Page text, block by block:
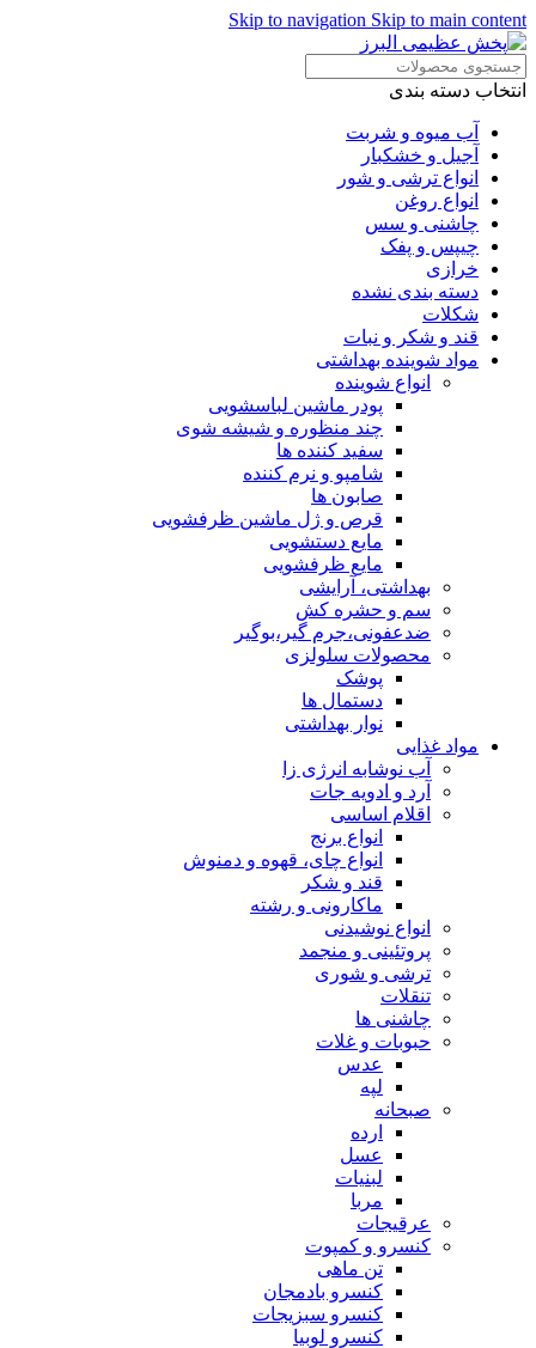
Skip to navigation Skip to main content
انتخاب دسته بندی
آب میوه و شربت
آجیل و خشکبار
انواع ترشی و شور
انواع روغن
چاشنی و سس
چیپس و پفک
خرازی
دسته بندی نشده
شکلات
قند و شکر و نبات
مواد شوینده بهداشتی
انواع شوینده
پودر ماشین لباسشویی
چند منظوره و شیشه شوی
سفید کننده ها
شامپو و نرم کننده
صابون ها
قرص و ژل ماشین ظرفشویی
مایع دستشویی
مایع ظرفشویی
بهداشتی، آرایشی
سم و حشره کش
ضدعفونی،جرم گیر،بوگیر
محصولات سلولزی
پوشک
دستمال ها
نوار بهداشتی
مواد غذایی
آب نوشابه انرژی زا
آرد و ادویه جات
اقلام اساسی
انواع برنج
انواع چای، قهوه و دمنوش
قند و شکر
ماکارونی و رشته
انواع نوشیدنی
پروتئینی و منجمد
ترشی و شوری
تنقلات
چاشنی ها
حبوبات و غلات
عدس
لپه
صبحانه
ارده
عسل
لبنیات
مربا
عرقیجات
کنسرو و کمپوت
تن ماهی
کنسرو بادمجان
کنسرو سبزیجات
کنسرو لوبیا